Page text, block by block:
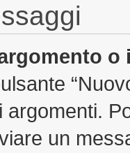
argomenti.
un